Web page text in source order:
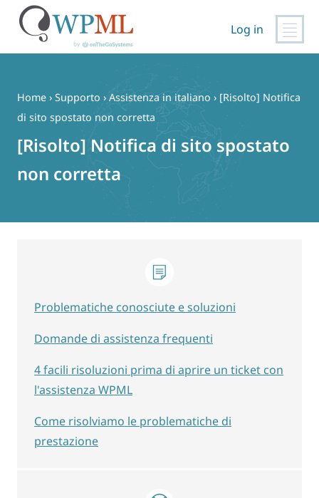
contenuto
Log in
Home › Supporto › Assistenza in italiano › [Risolto] Notifica
di sito spostato non corretta
[Risolto] Notifica di sito spostato
non corretta
Problematiche conosciute e soluzioni
Domande di assistenza frequenti
4 facili risoluzioni prima di aprire un ticket con
l'assistenza WPML
Come risolviamo le problematiche di
prestazione